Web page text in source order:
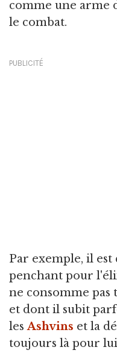
comme une arme
le combat.
PUBLICITÉ
Par exemple, il
penchant pour
ne consomme
et dont il subit
lesAshvins et la
toujours là pour